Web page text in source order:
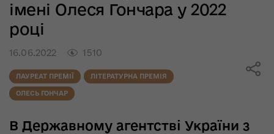
імені Олеся Гончара у 2022
році
16.06.2022 1510
ЛАУРЕАТ ПРЕМІЇ ЛІТЕРАТУРНА ПРЕМІЯ
ОЛЕСЬ ГОНЧАР
В Державному агентстві України з